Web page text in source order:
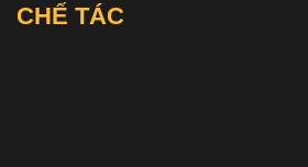
CHẾ TÁC